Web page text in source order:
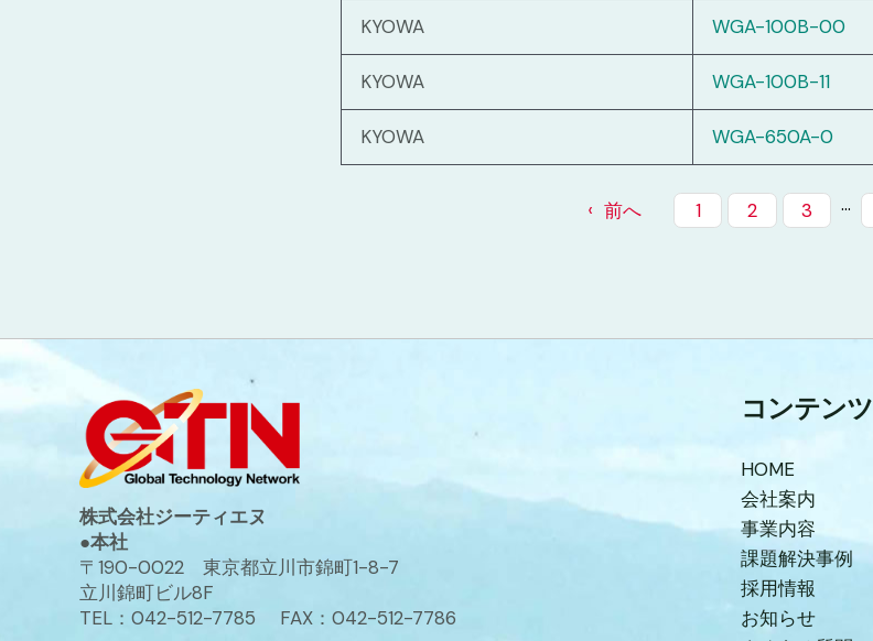
KYOWA WGA-100B-00
KYOWA WGA-100B-11
KYOWA WGA-650A-0
前へ 1 2 3 …
株式会社ジーティエヌ
●本社
〒190-0022 東京都立川市錦町1-8-7
立川錦町ビル8F
TEL：042-512-7785 FAX：042-512-7786
コンテンツ
HOME
会社案内
事業内容
課題解決事例
採用情報
お知らせ